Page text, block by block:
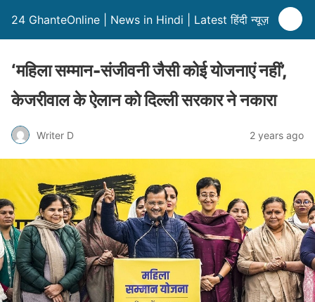
24 GhanteOnline | News in Hindi | Latest हिंदी न्यूज़
‘महिला सम्मान-संजीवनी जैसी कोई योजनाएं नहीं’,
केजरीवाल के ऐलान को दिल्ली सरकार ने नकारा
Writer D 2 years ago